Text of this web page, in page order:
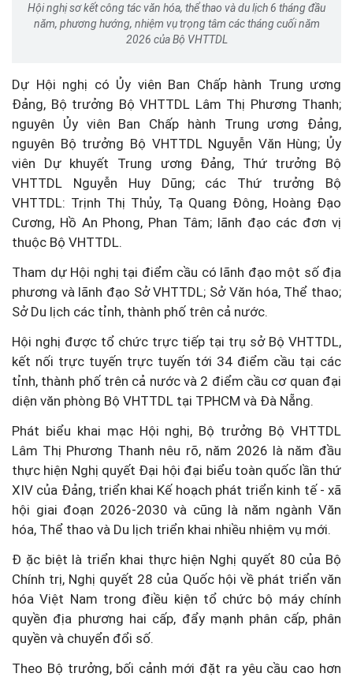
Hội nghị sơ kết công tác văn hóa, thể thao và du lịch 6 tháng đầu
năm, phương hướng, nhiệm vụ trọng tâm các tháng cuối năm
2026 của Bộ VHTTDL
Dự Hội nghị có Ủy viên Ban Chấp hành Trung ương
Đảng, Bộ trưởng Bộ VHTTDL Lâm Thị Phương Thanh;
nguyên Ủy viên Ban Chấp hành Trung ương Đảng,
nguyên Bộ trưởng Bộ VHTTDL Nguyễn Văn Hùng; Ủy
viên Dự khuyết Trung ương Đảng, Thứ trưởng Bộ
VHTTDL Nguyễn Huy Dũng; các Thứ trưởng Bộ
VHTTDL: Trịnh Thị Thủy, Tạ Quang Đông, Hoàng Đạo
Cương, Hồ An Phong, Phan Tâm; lãnh đạo các đơn vị
thuộc Bộ VHTTDL.
Tham dự Hội nghị tại điểm cầu có lãnh đạo một số địa
phương và lãnh đạo Sở VHTTDL; Sở Văn hóa, Thể thao;
Sở Du lịch các tỉnh, thành phố trên cả nước.
Hội nghị được tổ chức trực tiếp tại trụ sở Bộ VHTTDL,
kết nối trực tuyến trực tuyến tới 34 điểm cầu tại các
tỉnh, thành phố trên cả nước và 2 điểm cầu cơ quan đại
diện văn phòng Bộ VHTTDL tại TPHCM và Đà Nẵng.
Phát biểu khai mạc Hội nghị, Bộ trưởng Bộ VHTTDL
Lâm Thị Phương Thanh nêu rõ, năm 2026 là năm đầu
thực hiện Nghị quyết Đại hội đại biểu toàn quốc lần thứ
XIV của Đảng, triển khai Kế hoạch phát triển kinh tế - xã
hội giai đoạn 2026-2030 và cũng là năm ngành Văn
hóa, Thể thao và Du lịch triển khai nhiều nhiệm vụ mới.
Đ ặc biệt là triển khai thực hiện Nghị quyết 80 của Bộ
Chính trị, Nghị quyết 28 của Quốc hội về phát triển văn
hóa Việt Nam trong điều kiện tổ chức bộ máy chính
quyền địa phương hai cấp, đẩy mạnh phân cấp, phân
quyền và chuyển đổi số.
Theo Bộ trưởng, bối cảnh mới đặt ra yêu cầu cao hơn